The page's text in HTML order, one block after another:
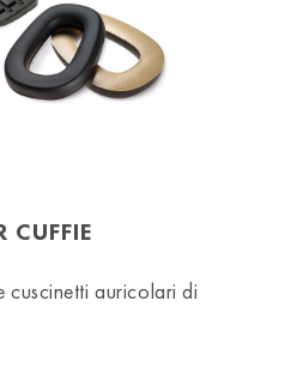
CUFFIE
cuscinetti auricolari di